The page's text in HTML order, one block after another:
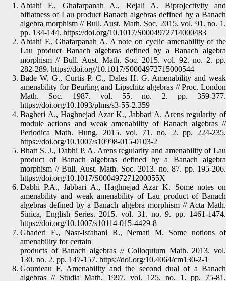
Abtahi F., Ghafarpanah A., Rejali A. Biprojectivity and
biflatness of Lau product Banach algebras defined by a Banach
algebra morphism // Bull. Aust. Math. Soc. 2015. vol. 91. no. 1.
pp. 134-144. https://doi.org/10.1017/S0004972714000483
Abtahi F., Ghafarpanah A. A note on cyclic amenability of the
Lau product Banach algebras defined by a Banach algebra
morphism // Bull. Aust. Math. Soc. 2015. vol. 92. no. 2. pp.
282-289. https://doi.org/10.1017/S0004972715000544
Bade W. G., Curtis P. C., Dales H. G. Amenability and weak
amenability for Beurling and Lipschitz algebras // Proc. London
Math. Soc. 1987. vol. 55. no. 2. pp. 359-377.
https://doi.org/10.1093/plms/s3-55-2.359
Bagheri A., Haghnejad Azar K., Jabbari A. Arens regularity of
module actions and weak amenability of Banach algebras //
Periodica Math. Hung. 2015. vol. 71. no. 2. pp. 224-235.
https://doi.org/10.1007/s10998-015-0103-2
Bhatt S. J., Dabhi P. A. Arens regularity and amenability of Lau
product of Banach algebras defined by a Banach algebra
morphism // Bull. Aust. Math. Soc. 2013. no. 87. pp. 195-206.
https://doi.org/10.1017/S000497271200055X
Dabhi P.A., Jabbari A., Haghnejad Azar K. Some notes on
amenability and weak amenability of Lau product of Banach
algebras defined by a Banach algebra morphism // Acta Math.
Sinica, English Series. 2015. vol. 31. no. 9. pp. 1461-1474.
https://doi.org/10.1007/s10114-015-4429-8
Ghaderi E., Nasr-Isfahani R., Nemati M. Some notions of
amenability for certain
products of Banach algebras // Colloquium Math. 2013. vol.
130. no. 2. pp. 147-157. https://doi.org/10.4064/cm130-2-1
Gourdeau F. Amenability and the second dual of a Banach
algebras // Studia Math. 1997. vol. 125. no. 1. pp. 75-81.